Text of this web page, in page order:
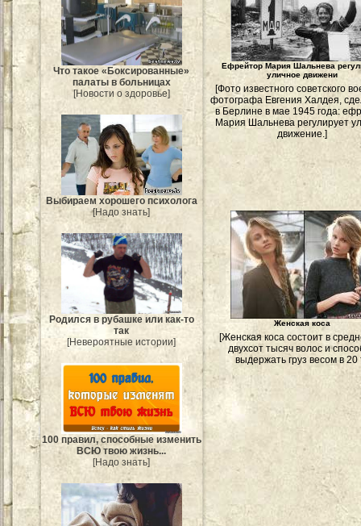
Что такое «Боксированные»
палаты в больницах
[Новости о здоровье]
Выбираем хорошего психолога
[Надо знать]
Родился в рубашке или как-то
так
[Невероятные истории]
100 правил, способные изменить
ВСЮ твою жизнь...
[Надо знать]
Ефрейтор Мария Шальнева
уличное движени
[Фото известного советского
фотографа Евгения Халдея,
в Берлине в мае 1945 года:
Мария Шальнева регулирует
движение.]
Женская коса
[Женская коса состоит в
двухсот тысяч волос и
выдержать груз весом в 20